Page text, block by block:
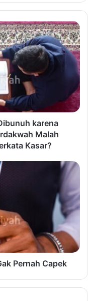
karena
Malah
Kasar?
Pernah Capek